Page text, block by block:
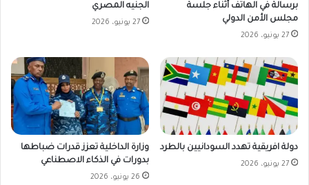
برسالة في الهاتف أثناء جلسة
مجلس الأمن الدولي
27 يونيو، 2026
الجنيه المصري
27 يونيو، 2026
دولة افريقية تهدد السودانيين بالطرد
27 يونيو، 2026
وزارة الداخلية تعزز قدرات ضباطها
بدورات في الذكاء الاصطناعي
26 يونيو، 2026